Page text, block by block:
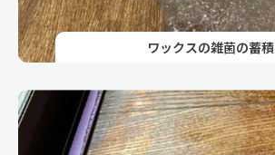
ワックスの雑菌の蓄積